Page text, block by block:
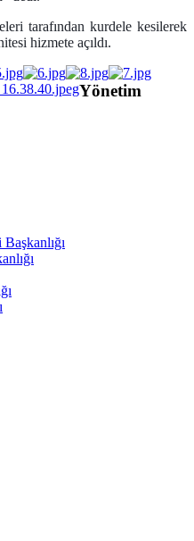
tarafından kurdele kesilerek
hizmete açıldı.
Yönetim